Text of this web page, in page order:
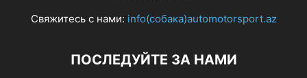
Свяжитесь с нами: info(собака)automotorsport.az
ПОСЛЕДУЙТЕ ЗА НАМИ